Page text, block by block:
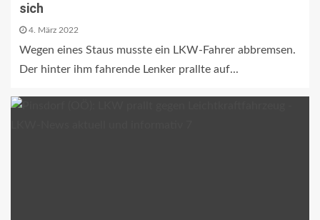
sich
4. März 2022
Wegen eines Staus musste ein LKW-Fahrer abbremsen.
Der hinter ihm fahrende Lenker prallte auf...